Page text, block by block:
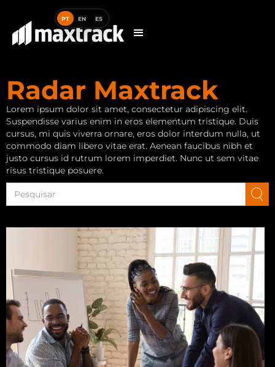
PT EN ES
Radar Maxtrack
Lorem ipsum dolor sit amet, consectetur adipiscing elit.
Suspendisse varius enim in eros elementum tristique. Duis
cursus, mi quis viverra ornare, eros dolor interdum nulla, ut
commodo diam libero vitae erat. Aenean faucibus nibh et
justo cursus id rutrum lorem imperdiet. Nunc ut sem vitae
risus tristique posuere.